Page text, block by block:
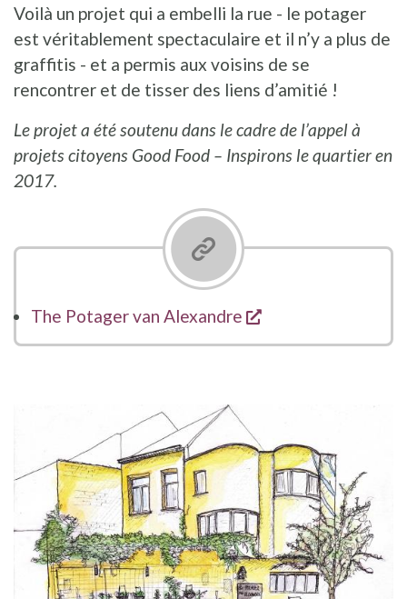
Voilà un projet qui a embelli la rue - le potager
est véritablement spectaculaire et il n’y a plus de
graffitis - et a permis aux voisins de se
rencontrer et de tisser des liens d’amitié !
Le projet a été soutenu dans le cadre de l’appel à
projets citoyens Good Food – Inspirons le quartier en
2017.
The Potager van Alexandre opent een nieuw